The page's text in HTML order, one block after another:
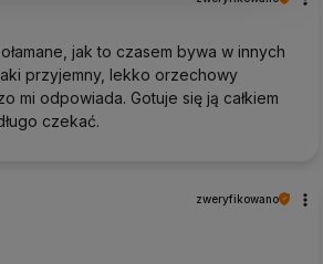
jak to czasem bywa w innych
przyjemny, lekko orzechowy
mi odpowiada. Gotuje się ją całkiem
czekać.
zweryfikowano